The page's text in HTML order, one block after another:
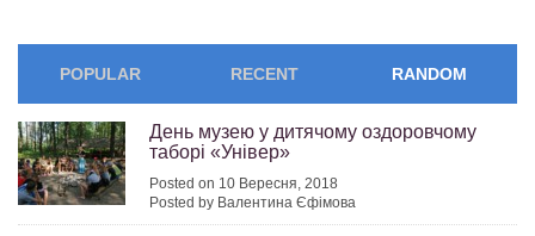
POPULAR RECENT RANDOM
День музею у дитячому оздоровчому
таборі «Універ»
Posted on 10 Вересня, 2018
Posted by Валентина Єфімова